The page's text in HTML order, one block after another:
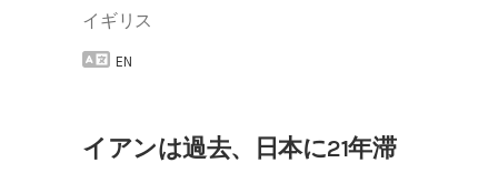
イギリス
EN
イアンは過去、日本に21年滞